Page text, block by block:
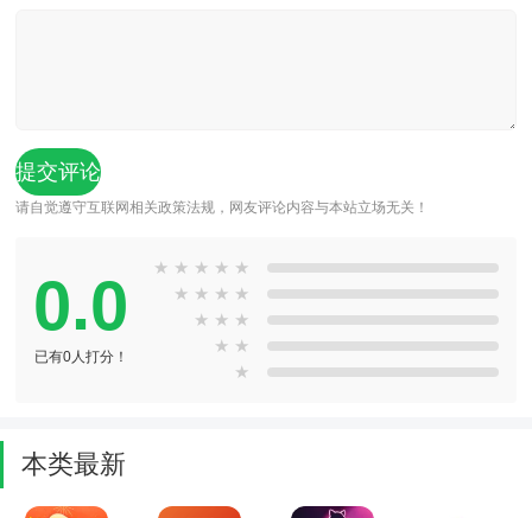
请自觉遵守互联网相关政策法规，网友评论内容与本站立场无关！
0.0
已有0人打分！
★ ★ ★ ★ ★
★ ★ ★ ★
★ ★ ★
★ ★
★
本类最新